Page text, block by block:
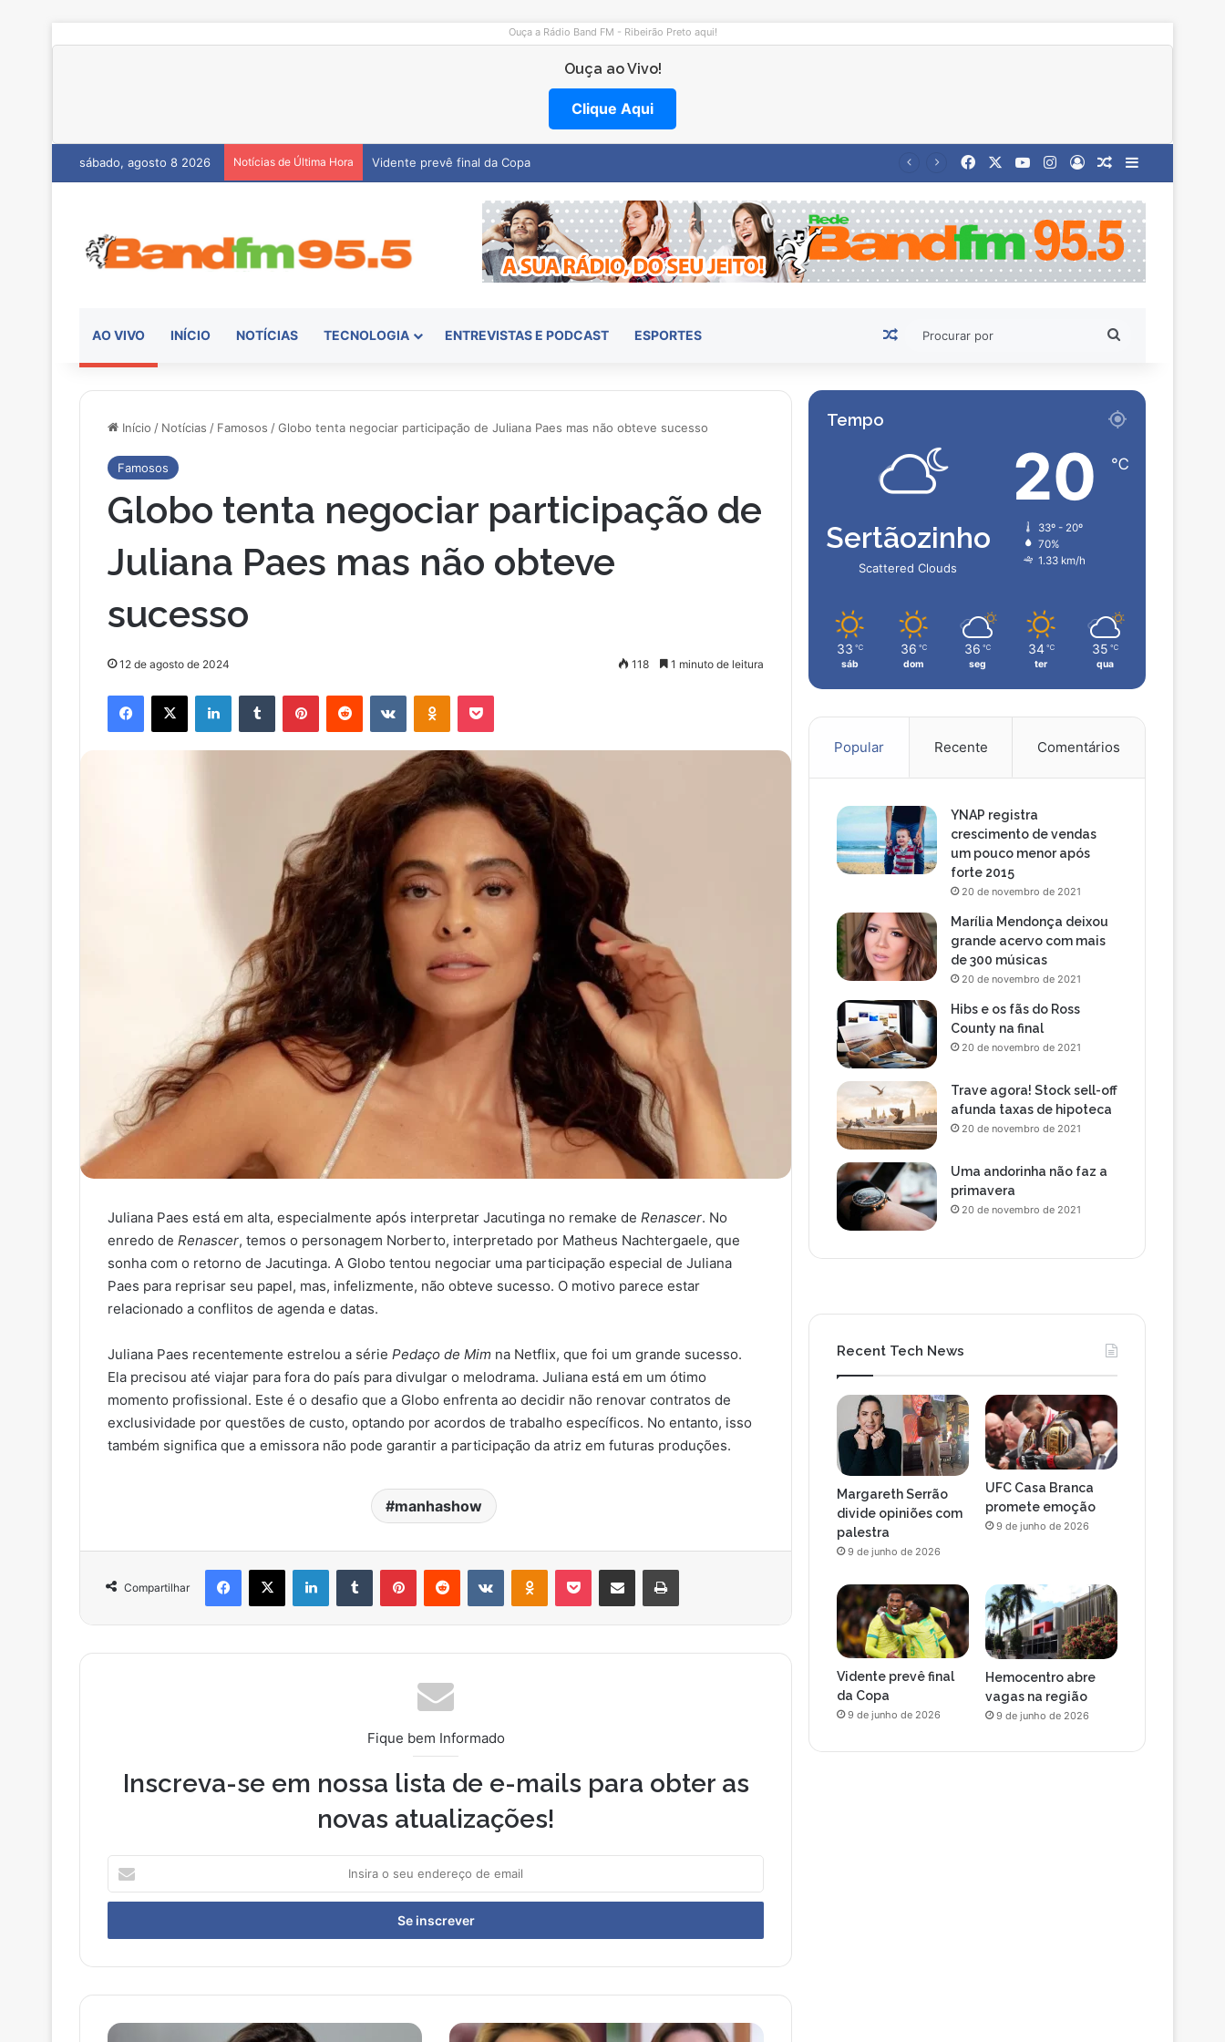
Ouça a Rádio Band FM - Ribeirão Preto aqui!
Ouça ao Vivo!
Clique Aqui
sábado, agosto 8 2026 Notícias de Última Hora Hemocentro abre vagas na região Facebook YouTubeInstagram
EntrarArtigo aleatório
AO VIVO INÍCIO NOTÍCIAS TECNOLOGIA ENTREVISTAS E PODCAST ESPORTES Artigo aleatório
Início / Notícias / Famosos /Globo tenta negociar participação de Juliana Paes mas não obteve sucesso
Famosos
Globo tenta negociar participação de
Juliana Paes mas não obteve
sucesso
12 de agosto de 2024 118 1 minuto de leitura
Juliana Paes está em alta, especialmente após interpretar Jacutinga no remake de Renascer. No
enredo de Renascer, temos o personagem Norberto, interpretado por Matheus Nachtergaele, que
sonha com o retorno de Jacutinga. A Globo tentou negociar uma participação especial de Juliana
Paes para reprisar seu papel, mas, infelizmente, não obteve sucesso. O motivo parece estar
relacionado a conflitos de agenda e datas.
Juliana Paes recentemente estrelou a série Pedaço de Mim na Netflix, que foi um grande sucesso.
Ela precisou até viajar para fora do país para divulgar o melodrama. Juliana está em um ótimo
momento profissional. Este é o desafio que a Globo enfrenta ao decidir não renovar contratos de
exclusividade por questões de custo, optando por acordos de trabalho específicos. No entanto, isso
também significa que a emissora não pode garantir a participação da atriz em futuras produções.
manhashow
Compartilhar
Fique bem Informado
Inscreva-se em nossa lista de e-mails para obter as
novas atualizações!
s
r
s
uW
V
Tempo
Sertãozinho
Scattered Clouds
20 ℃
33º - 20º
70%
1.33 km/h
33 ℃
sáb
36 ℃
dom
36 ℃
seg
34 ℃
ter
35 ℃
qua
Popular Recente Comentários
YNAP registra
crescimento de vendas
um pouco menor após
forte 2015
20 de novembro de 2021
Marília Mendonça deixou
grande acervo com mais
de 300 músicas
20 de novembro de 2021
Hibs e os fãs do Ross
County na final
20 de novembro de 2021
Trave agora! Stock sell-off
afunda taxas de hipoteca
20 de novembro de 2021
Uma andorinha não faz a
primavera
20 de novembro de 2021
Recent Tech News
Margareth Serrão
divide opiniões com
palestra
9 de junho de 2026
UFC Casa Branca
promete emoção
9 de junho de 2026
Vidente prevê final
da Copa
9 de junho de 2026
Hemocentro abre
vagas na região
9 de junho de 2026